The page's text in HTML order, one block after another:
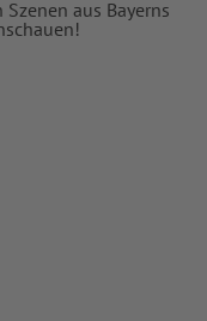
aus Bayerns